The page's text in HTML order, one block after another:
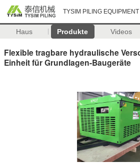
TYSIM PILING EQUIPMENT
Haus Produkte Videos
Flexible tragbare hydraulische
Einheit für Grundlagen-Baugeräte